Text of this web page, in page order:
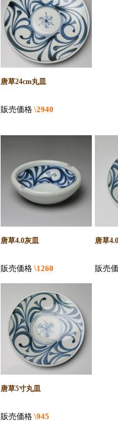
唐草24cm丸皿
販売価格 \2940
唐草4.0灰皿
販売価格 \1260
唐草
販売
唐草5寸丸皿
販売価格 \945